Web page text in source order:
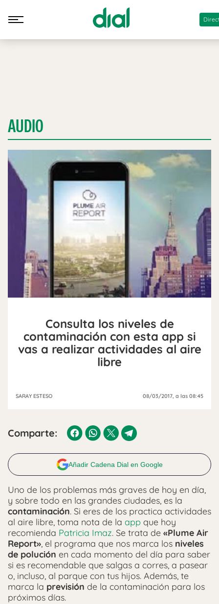
AUDIO
Consulta los niveles de
contaminación con esta app si
vas a realizar actividades al aire
libre
SARAY ESTESO 08/03/2017, a las 08:45
Comparte:
Añadir Cadena Dial en Google
Uno de los problemas más graves de hoy en día,
y sobre todo en las grandes ciudades, es la
contaminación. Si eres de los practica actividades
al aire libre, toma nota de la app que hoy
recomienda Patricia Imaz. Se trata de «Plume Air
Report», el programa que nos marca los niveles
de polución en cada momento del día para saber
si es recomendable que salgas a corres, a pasear
o, incluso, al parque con tus hijos. Además, te
marca la previsión de la contaminación para los
próximos días.